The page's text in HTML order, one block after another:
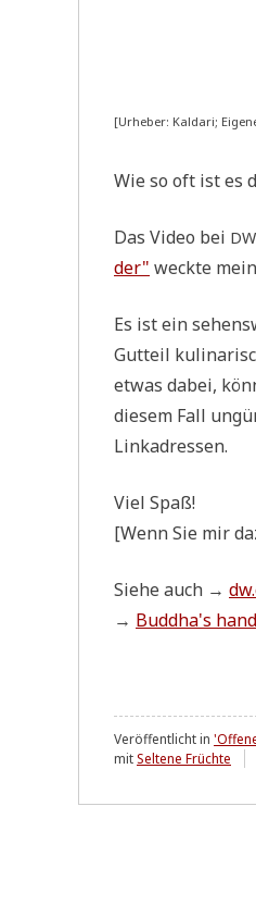
[Urhe­ber: Kal­da­ri;
Wie so oft ist es
Das Video bei DW
der" weck­te
Es ist ein
Gut­teil
etwas dabei,
die­sem Fall
Linkadressen.
Viel Spaß!
[Wenn Sie mir
Sie­he auch →
→ Buddha's
Veröffentlicht in
mitSeltene Früchte